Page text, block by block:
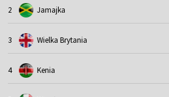
2 Jamajka
3 Wielka Brytania
4 Kenia